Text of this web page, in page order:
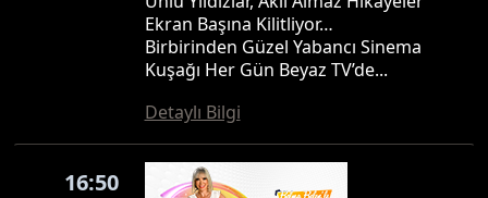
Ekran Başına Kilitliyor…
Birbirinden Güzel Yabancı Sinema
Kuşağı Her Gün Beyaz TV’de...
Detaylı Bilgi
16:50